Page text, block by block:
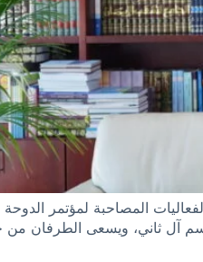
وذلك ضمن الفعاليات المصاحبة لمؤتمر
آل ثاني، ويسعى الطرفان من